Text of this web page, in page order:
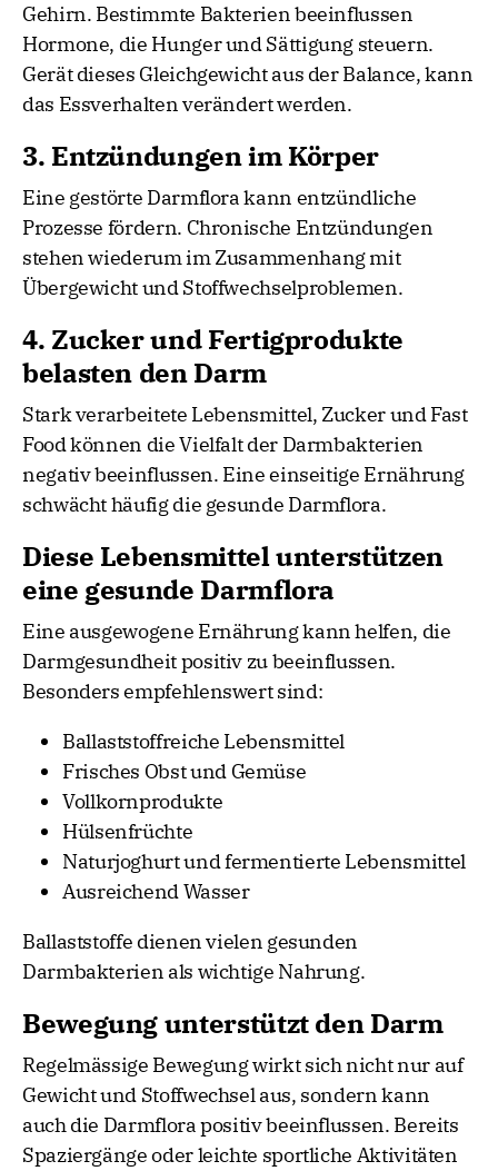
Gehirn. Bestimmte Bakterien beeinflussen
Hormone, die Hunger und Sättigung steuern.
Gerät dieses Gleichgewicht aus der Balance, kann
das Essverhalten verändert werden.
3. Entzündungen im Körper
Eine gestörte Darmflora kann entzündliche
Prozesse fördern. Chronische Entzündungen
stehen wiederum im Zusammenhang mit
Übergewicht und Stoffwechselproblemen.
4. Zucker und Fertigprodukte
belasten den Darm
Stark verarbeitete Lebensmittel, Zucker und Fast
Food können die Vielfalt der Darmbakterien
negativ beeinflussen. Eine einseitige Ernährung
schwächt häufig die gesunde Darmflora.
Diese Lebensmittel unterstützen
eine gesunde Darmflora
Eine ausgewogene Ernährung kann helfen, die
Darmgesundheit positiv zu beeinflussen.
Besonders empfehlenswert sind:
Ballaststoffreiche Lebensmittel
Frisches Obst und Gemüse
Vollkornprodukte
Hülsenfrüchte
Naturjoghurt und fermentierte Lebensmittel
Ausreichend Wasser
Ballaststoffe dienen vielen gesunden
Darmbakterien als wichtige Nahrung.
Bewegung unterstützt den Darm
Regelmässige Bewegung wirkt sich nicht nur auf
Gewicht und Stoffwechsel aus, sondern kann
auch die Darmflora positiv beeinflussen. Bereits
Spaziergänge oder leichte sportliche Aktivitäten